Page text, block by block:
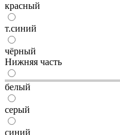
красный
т.синий
чёрный
Нижняя часть
белый
серый
синий